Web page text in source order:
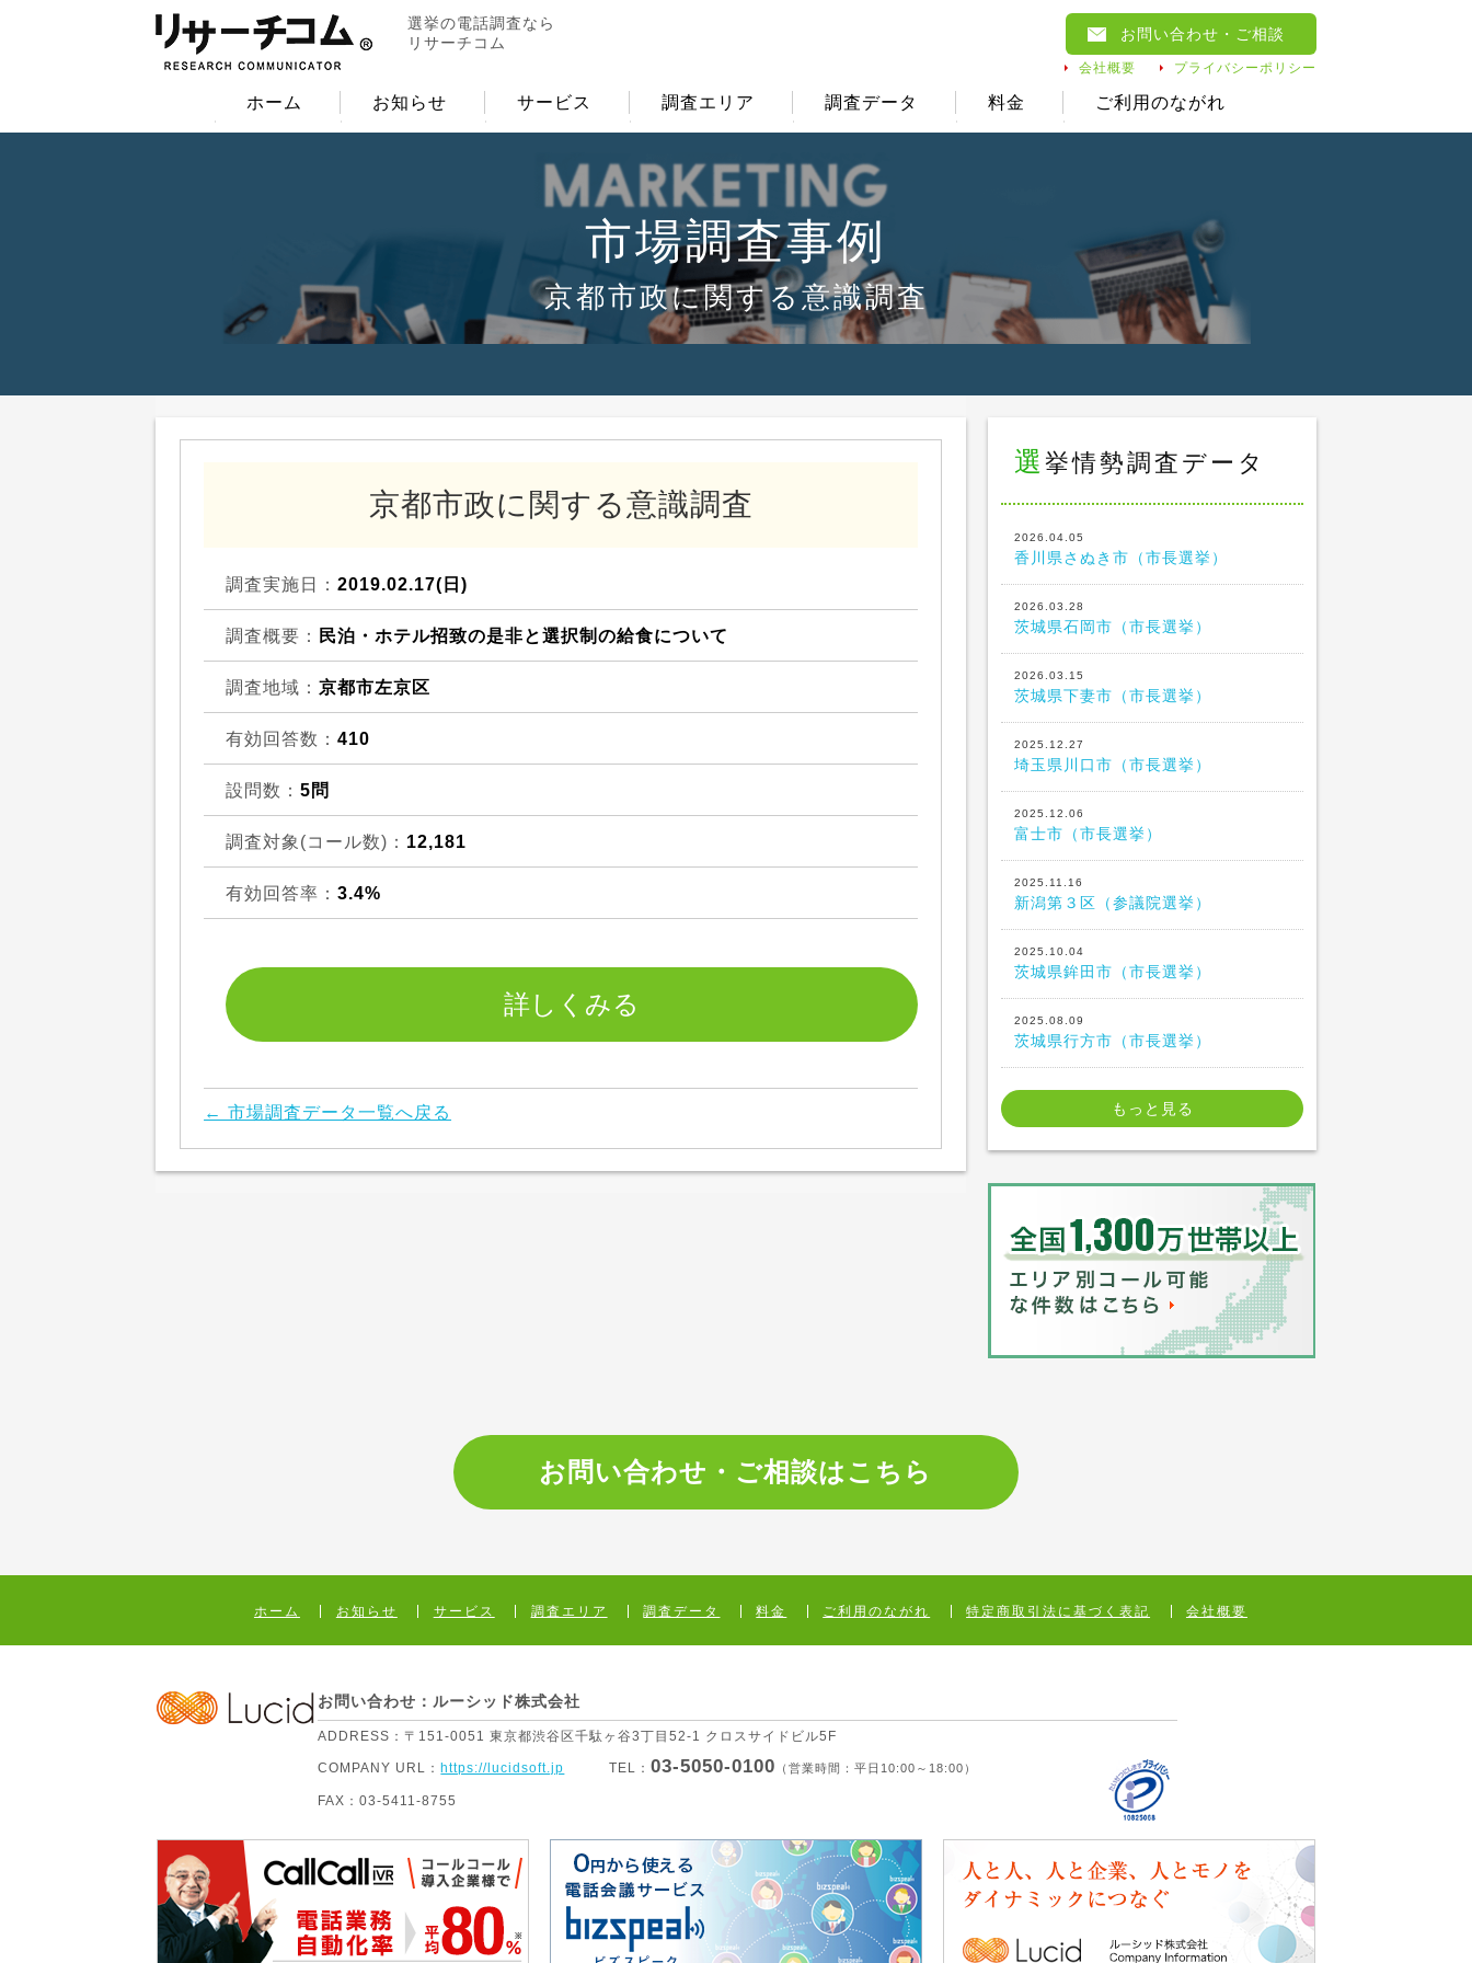
選挙の電話調査なら
リサーチコム
お問い合わせ ・ご相談
会社概要 プライバシーポリシー
ホーム お知らせ サービス 調査エリア 調査データ 料金 ご利用のながれ
市場調査事例
京都市政に関する意識調査
京都市政に関する意識調査
調査実施日： 2019.02.17(日)
調査概要： 民泊・ホテル招致の是非と選択制の給食について
調査地域： 京都市左京区
有効回答数： 410
設問数： 5問
調査対象(コール数)： 12,181
有効回答率： 3.4%
← 市場調査データ一覧へ戻る
選 挙情勢調査データ
2026.04.05
香川県さぬき市（市長選挙）
2026.03.28
茨城県石岡市（市長選挙）
2026.03.15
茨城県下妻市（市長選挙）
2025.12.27
埼玉県川口市（市長選挙）
2025.12.06
富士市（市長選挙）
2025.11.16
新潟第３区（参議院選挙）
2025.10.04
茨城県鉾田市（市長選挙）
2025.08.09
茨城県行方市（市長選挙）
もっと見る
お問い合わせ・ご相談はこちら
ホーム お知らせ サービス 調査エリア 調査データ 料金 ご利用のながれ 特定商取引法に基づく表記 会社概要
お問い合わせ：ルーシッド株式会社
ADDRESS：〒151-0051 東京都渋谷区千駄ヶ谷3丁目52-1 クロスサイドビル5F
COMPANY URL： https://lucidsoft.jp TEL：03-5050-0100 （営業時間：平日10:00～18:00）
FAX：03-5411-8755